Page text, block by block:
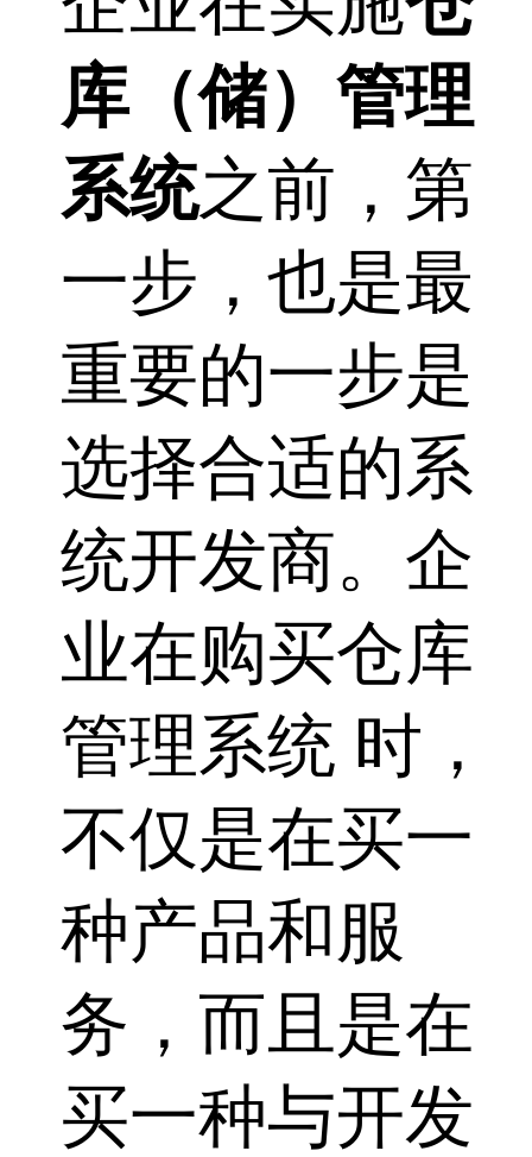
库（储）管理
系统之前，第
一步，也是最
重要的一步是
选择合适的系
统开发商。企
业在购买仓库
管理系统 时，
不仅是在买一
种产品和服
务，而且是在
买一种与开发